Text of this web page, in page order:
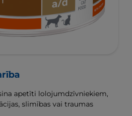
apetīti lolojumdzīvniekiem,
slimības vai traumas